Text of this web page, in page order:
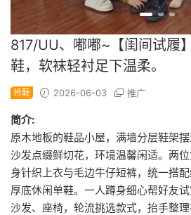
817/UU、嘟嘟~【闺间试履
鞋，软袜轻衬足下温柔。
抢鞋 2026-06-03 推广
简介:
原木地板的鞋品小屋，满墙分层鞋架
沙发点缀鲜切花，环境温馨闲适。两
身针织上衣与毛边牛仔短裤，统一搭
厚底休闲单鞋。一人蹲身细心帮好友
沙发、座椅，轮流挑选款式，抬手整